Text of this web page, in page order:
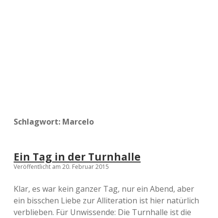
Schlagwort: Marcelo
Ein Tag in der Turnhalle
Veröffentlicht am 20. Februar 2015
Klar, es war kein ganzer Tag, nur ein Abend, aber
ein bisschen Liebe zur Alliteration ist hier natürlich
verblieben. Für Unwissende: Die Turnhalle ist die